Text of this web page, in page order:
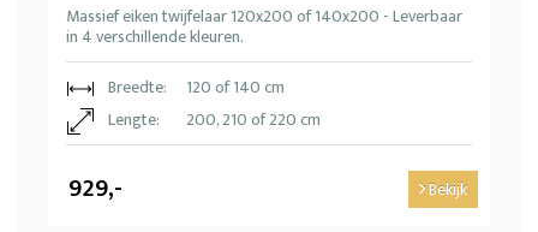
Massief eiken twijfelaar 120x200 of 140x200 - Leverbaar
in 4 verschillende kleuren.
Breedte:
120 of 140 cm
Lengte:
200, 210 of 220 cm
929,- Bekijk